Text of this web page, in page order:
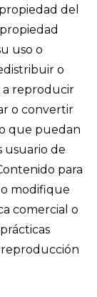
del
uso o
o
a reproducir
o convertir
que puedan
usuario de
para
modifique
comercial o
reproducción